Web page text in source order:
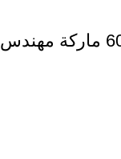
ماكينة تغليف بتفريغ الهواء بالفاكيوم لأكياس البسلة المجمدة كود 601 ماركة مهندس